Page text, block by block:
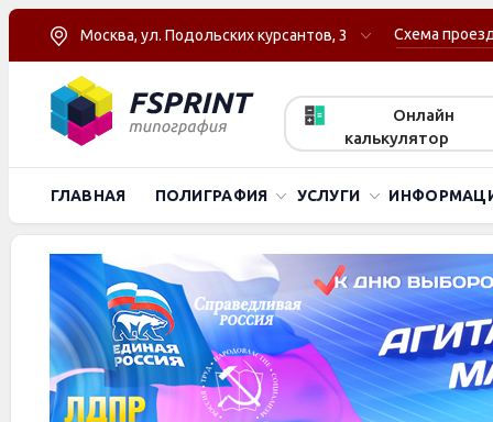
Москва, ул. Подольских курсантов, 3 Схема
Онлайн
калькулятор
ГЛАВНАЯ ПОЛИГРАФИЯ УСЛУГИ